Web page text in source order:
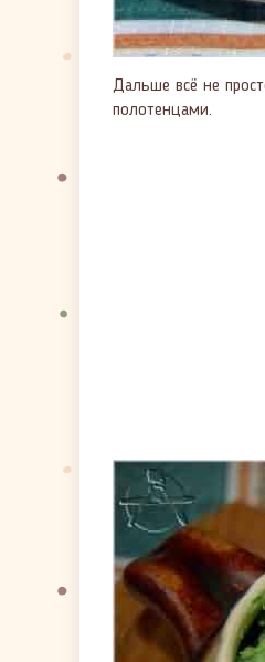
Дальше всё не
полотенцами.